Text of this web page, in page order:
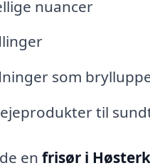
nuancer
som
til
en frisør i